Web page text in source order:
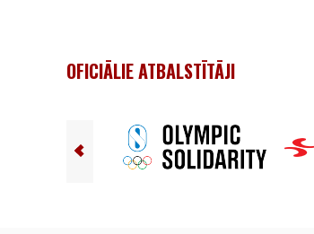
OFICIĀLIE ATBALSTĪTĀJI